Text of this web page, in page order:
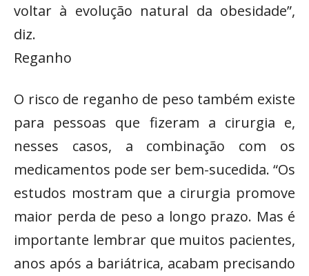
voltar à evolução natural da obesidade”,
diz.
Reganho
O risco de reganho de peso também existe
para pessoas que fizeram a cirurgia e,
nesses casos, a combinação com os
medicamentos pode ser bem-sucedida. “Os
estudos mostram que a cirurgia promove
maior perda de peso a longo prazo. Mas é
importante lembrar que muitos pacientes,
anos após a bariátrica, acabam precisando